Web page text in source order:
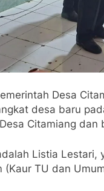
Desa
desa baru
Citamiang dan
Listia Lestari,
TU dan